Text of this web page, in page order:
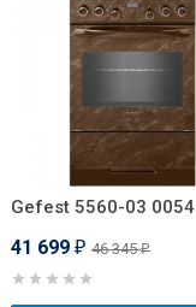
Gefest 5560-03 0054
41 699 ₽ 46 345₽